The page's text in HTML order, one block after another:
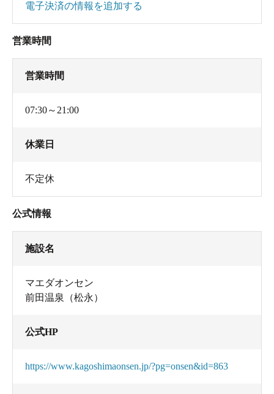
電子決済の情報を追加する
営業時間
営業時間
07:30～21:00
休業日
不定休
公式情報
施設名
マエダオンセン
前田温泉（松永）
公式HP
https://www.kagoshimaonsen.jp/?pg=onsen&id=863